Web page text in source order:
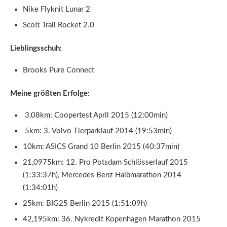
Nike Flyknit Lunar 2
Scott Trail Rocket 2.0
Lieblingsschuh:
Brooks Pure Connect
Meine größten Erfolge:
3,08km: Coopertest April 2015 (12:00min)
5km: 3. Volvo Tierparklauf 2014 (19:53min)
10km: ASICS Grand 10 Berlin 2015 (40:37min)
21,0975km: 12. Pro Potsdam Schlösserlauf 2015
(1:33:37h), Mercedes Benz Halbmarathon 2014
(1:34:01h)
25km: BIG25 Berlin 2015 (1:51:09h)
42,195km: 36. Nykredit Kopenhagen Marathon 2015